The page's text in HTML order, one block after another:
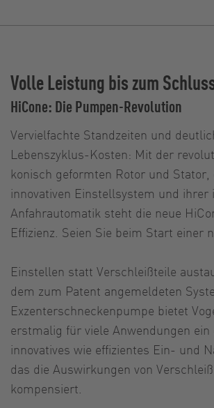
Volle Leistung bis zum
HiCone: Die Pumpen-Revolution
Vervielfachte Standzeiten und
Lebenszyklus-Kosten: Mit der
konisch geformten Rotor und Stator,
innovativen Einstellsystem und ihrer
Anfahrautomatik steht die neue
Effizienz. Seien Sie beim Start einer
Einstellen statt Verschleißteile
dem zum Patent angemeldeten
Exzenterschneckenpumpe bietet
erstmalig für viele Anwendungen ein
innovatives wie effizientes Ein- und
das die Auswirkungen von
kompensiert.